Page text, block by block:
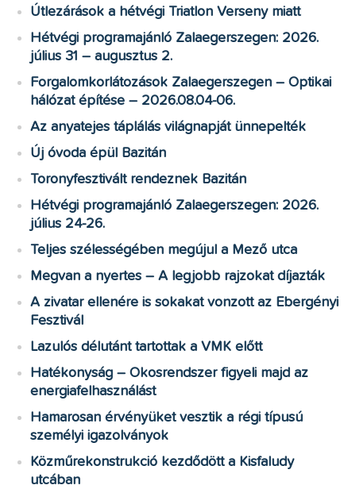
Útlezárások a hétvégi Triatlon Verseny miatt
Hétvégi programajánló Zalaegerszegen: 2026.
július 31 – augusztus 2.
Forgalomkorlátozások Zalaegerszegen – Optikai
hálózat építése – 2026.08.04-06.
Az anyatejes táplálás világnapját ünnepelték
Új óvoda épül Bazitán
Toronyfesztivált rendeznek Bazitán
Hétvégi programajánló Zalaegerszegen: 2026.
július 24-26.
Teljes szélességében megújul a Mező utca
Megvan a nyertes – A legjobb rajzokat díjazták
A zivatar ellenére is sokakat vonzott az Ebergényi
Fesztivál
Lazulós délutánt tartottak a VMK előtt
Hatékonyság – Okosrendszer figyeli majd az
energiafelhasználást
Hamarosan érvényüket vesztik a régi típusú
személyi igazolványok
Közműrekonstrukció kezdődött a Kisfaludy
utcában